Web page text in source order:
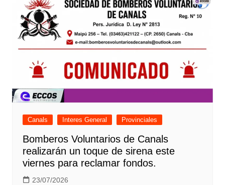
Canals Interes General Provinciales
Bomberos Voluntarios de Canals
realizarán un toque de sirena este
viernes para reclamar fondos.
23/07/2026